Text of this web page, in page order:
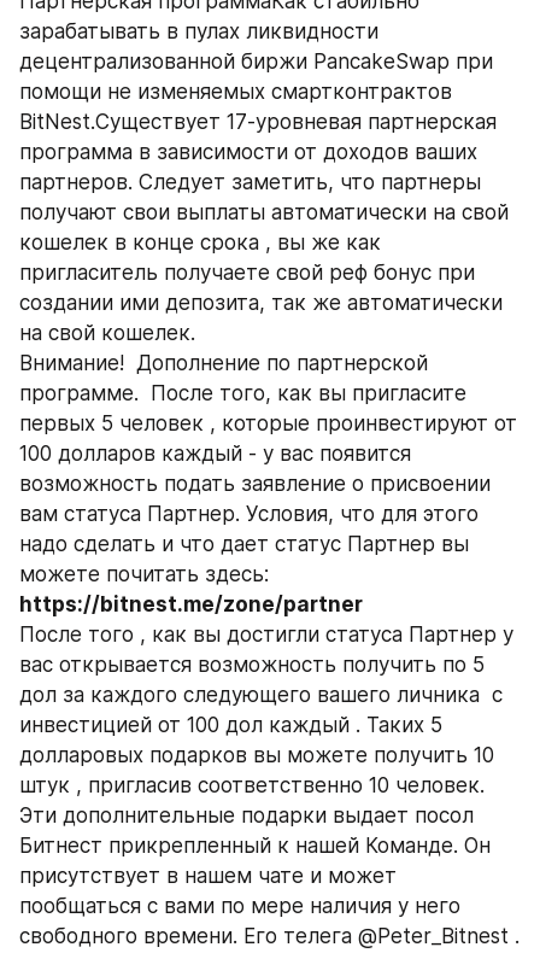
зарабатывать в пулах ликвидности
децентрализованной биржи PancakeSwap при
помощи не изменяемых смартконтрактов
BitNest.Существует 17-уровневая партнерская
программа в зависимости от доходов ваших
партнеров. Следует заметить, что партнеры
получают свои выплаты автоматически на свой
кошелек в конце срока , вы же как
пригласитель получаете свой реф бонус при
создании ими депозита, так же автоматически
на свой кошелек.
Внимание!  Дополнение по партнерской
программе.  После того, как вы пригласите
первых 5 человек , которые проинвестируют от
100 долларов каждый - у вас появится
возможность подать заявление о присвоении
вам статуса Партнер. Условия, что для этого
надо сделать и что дает статус Партнер вы
https://bitnest.me/zone/partner
После того , как вы достигли статуса Партнер у
вас открывается возможность получить по 5
дол за каждого следующего вашего личника  с
инвестицией от 100 дол каждый . Таких 5
долларовых подарков вы можете получить 10
штук , пригласив соответственно 10 человек.
Эти дополнительные подарки выдает посол
Битнест прикрепленный к нашей Команде. Он
присутствует в нашем чате и может
пообщаться с вами по мере наличия у него
свободного времени. Его телега @Peter_Bitnest .